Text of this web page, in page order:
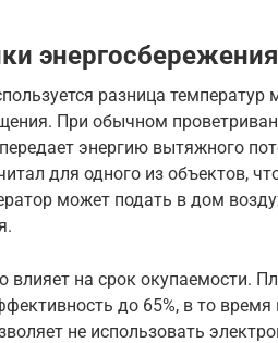
энергосбережения
разница
При обычном
энергию вытяжного
для одного из объектов,
может подать в дом
на срок окупаемости.
до 65%, в то
не использовать